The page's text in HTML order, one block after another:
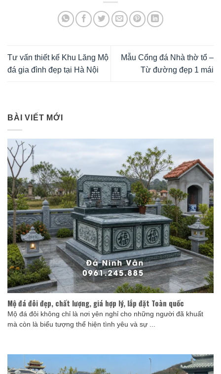
Tư vấn thiết kế Khu Lăng Mộ
đá gia đình đẹp tại Hà Nội
Mẫu Cổng đá Nhà thờ tổ –
Từ đường đẹp 1 mái
BÀI VIẾT MỚI
Mộ đá đôi đẹp, chất lượng, giá hợp lý, lắp đặt Toàn quốc
Mộ đá đôi không chỉ là nơi yên nghỉ cho những người đã khuất
mà còn là biểu tượng thể hiện tình yêu và sự ...